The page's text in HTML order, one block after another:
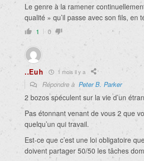
Le genre à la ramener
qualité » qu’il passe avec son fils, en
1 0
..Euh 1 mois il y a
Répondre à Peter B. Parker
2 bozos spéculent sur la vie d’un
Pas étonnant venant de vous 2 que
quelqu’un qui travail.
Est-ce que c’est une loi obligatoire
doivent partager 50/50 les tâches